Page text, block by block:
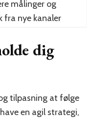
målinger og
fra nye kanaler
dig
tilpasning at følge
en agil strategi,